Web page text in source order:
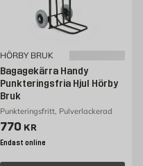
HÖRBY BRUK
Bagagekärra Handy
Punkteringsfria Hjul Hörby
Bruk
Punkteringsfritt, Pulverlackerad
Pris 770 kr
770 KR
Endast online